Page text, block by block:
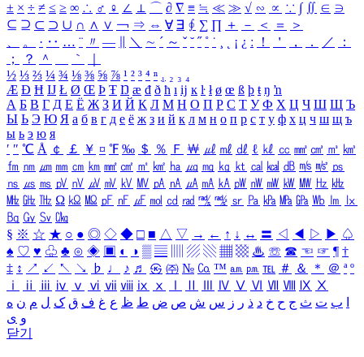
± × ÷ ≠ ≤ ≥ ∞ ∴ ♂ ♀ ∠ ⊥ ⌒ ∂ ∇ ≡ ≒ ≪ ≫ √ ∽ ∝ ∵ ∫ ∬ ∈ ∋
⊆ ⊇ ⊂ ⊃ ∪ ∩ ∧ ∨ ￢ ⇒ ⇔ ∀ ∃ ∮ ∑ ∏ ＋ － ＜ ＝
＞
、
。 · ‥ … ¨ 〃 ― ＼ ∼ ´ ～ ˇ ˘ ˝ ˚ ˙ ¸ ¡ ¿ ː ！ ＇ ， ． ／
：
；
？ ＾ ｀
½ ⅓ ⅔ ¼ ¾ ⅛ ⅜ ⅝ ⅞ ¹ ² ³ ⁴ ⁿ ₁ ₂ ₃ ₄
Æ Ð Ħ Ĳ Ł Ø Œ Þ Ŧ Ŋ æ đ ð ħ ı ĳ ĸ ŀ ł ø œ ß þ ŧ ŋ ŉ
А Б В Г Д Е Ё Ж З И Й К Л М Н О П Р С Т У Ф Х Ц Ч Ш Щ Ъ
Ы Ь Э Ю Я а б в г д е ё ж з и й к л м н о п р с т у ф х ц ч ш щ ъ
ы ь э ю я
′ ″ ℃ Å ￠ ￡ ￥ ¤ ℉ ‰ ＄ ％ Ｆ ￦ ㎕ ㎖ ㎗ ℓ ㎘ ㏄ ㎣ ㎤ ㎥ ㎦
㎙ ㎚ ㎛ ㎜ ㎝ ㎞ ㎟ ㎠ ㎡ ㎢ ㏊ ㎍ ㎎ ㎏ ㏏ ㎈ ㎉ ㏈ ㎧ ㎨ ㎰
㎱ ㎲ ㎳ ㎴ ㎵ ㎶ ㎷ ㎸ ㎹ ㎀ ㎁ ㎂ ㎃ ㎄ ㎺ ㎻ ㎽ ㎾ ㎿ ㎐ ㎑
㎒ ㎓ ㎔ Ω ㏀ ㏁ ㎊ ㎋ ㎌ ㏖ ㏅ ㎭ ㎮ ㎯ ㏛ ㎩ ㎪ ㎫ ㎬ ㏝ ㏐
㏓
㏃ ㏉ ㏜ ㏆
§ ※ ☆ ★ ○ ● ◎ ◇ ◆ □ ■ △ ▽ → ← ↑ ↓ ↔ 〓 ◁ ◀ ▷ ▶ ♤
♠ ♡ ♥ ♧ ♣ ⊙ ◈ ▣ ◐ ◑ ▒ ▤ ▨ ▧ ▦ ▩ ♨ ☏ ☎ ☜ ☞ ¶ †
‡ ↕ ↗ ↙ ↖ ↘ ♭ ♩ ♪ ♬ ㉿ ㈜ № ㏇ ™ ㏂ ㏘ ℡ ＃ ＆ ＊ ＠ ª º
ⅰ
ⅱ ⅲ ⅳ ⅴ ⅵ ⅶ ⅷ ⅸ ⅹ Ⅳ Ⅴ Ⅵ Ⅶ Ⅷ Ⅸ Ⅹ
ب ت ث ج ح خ د ذ ر ز س ش ص ض ط ظ ع غ ف ق ک ل م ن ه
و ی
닫기